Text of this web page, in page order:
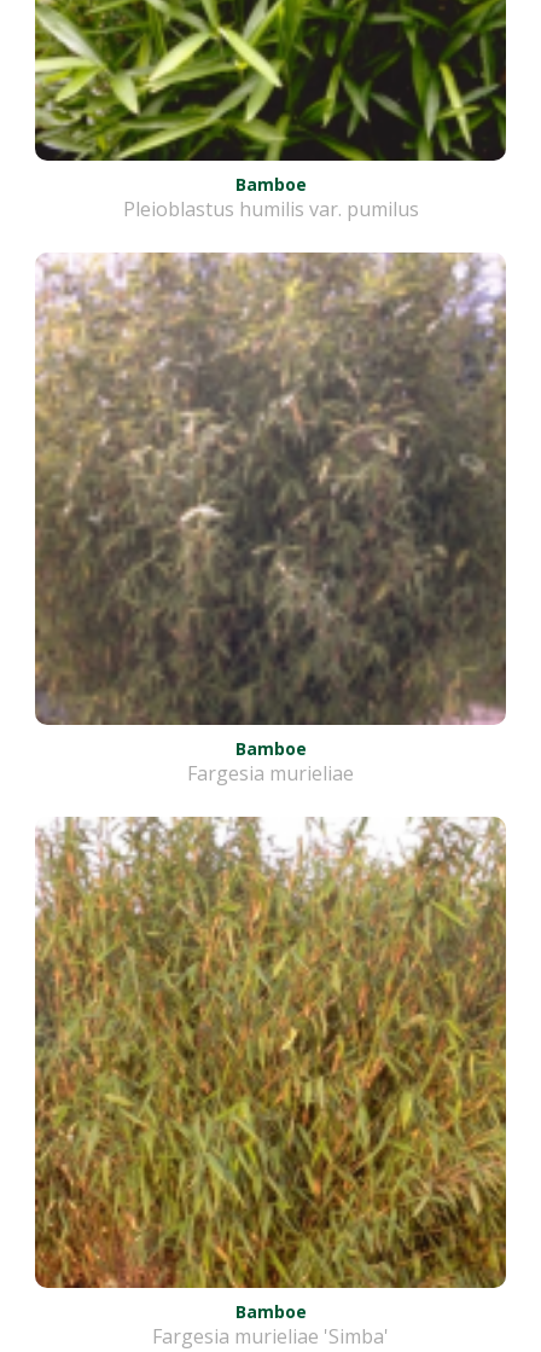
Bamboe
Pleioblastus humilis var. pumilus
Bamboe
Fargesia murieliae
Bamboe
Fargesia murieliae 'Simba'